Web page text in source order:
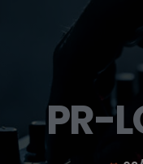
PR-